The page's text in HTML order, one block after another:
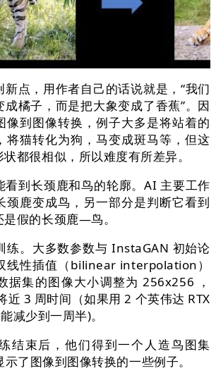
点，用作者自己的话说就是，“我们
橘子，而是把大象变成了香蕉”。因
像到图像转换，例子大多是将站着的
将猫转化为狗，马变成斑马等，但这
都很相似，所以难度有所差异。
到长颈鹿和鸟的轮廓。AI 主要工作
颈鹿变成鸟，另一部分是判断它看到
假的长颈鹿—鸟。
。大多数参数与 InstaGAN 初始论
线性插值（bilinear interpolation）
据集的图像大小调整为 256x256 ，
近 3 周时间（如果用 2 个英伟达 RTX
减少到一周半)。
束后，他们得到一个人造鸟图集
了图像到图像转换的一些例子。